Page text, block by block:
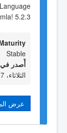
5.2.3
Stable
أٌصدر في
الثلاثاء، 07 كانون2/يناير 2025 16:33
عرض